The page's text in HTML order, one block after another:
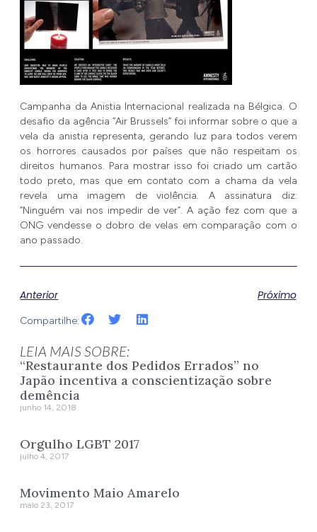
Campanha da Anistia Internacional realizada na Bélgica. O
desafio da agência “Air Brussels” foi informar sobre o que a
vela da anistia representa, gerando luz para todos verem
os horrores causados por países que não respeitam os
direitos humanos. Para mostrar isso foi criado um cartão
todo preto, mas que em contato com a chama da vela
revela uma imagem de violência. A assinatura diz:
“Ninguém vai nos impedir de ver”. A ação fez com que a
ONG vendesse o dobro de velas em comparação com o
ano passado.
Anterior Próximo
Compartilhe:
LEIA MAIS SOBRE:
“Restaurante dos Pedidos Errados” no
Japão incentiva a conscientização sobre
demência
junho 14, 2018
Orgulho LGBT 2017
julho 4, 2017
Movimento Maio Amarelo
maio 23, 2017